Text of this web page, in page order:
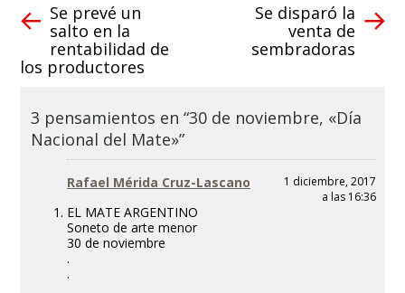
Se prevé un
salto en la
rentabilidad de
los productores
Se disparó la
venta de
sembradoras
3 pensamientos en “30 de noviembre, «Día
Nacional del Mate»”
Rafael Mérida Cruz-Lascano
1 diciembre, 2017
a las 16:36
EL MATE ARGENTINO
Soneto de arte menor
30 de noviembre
.
.